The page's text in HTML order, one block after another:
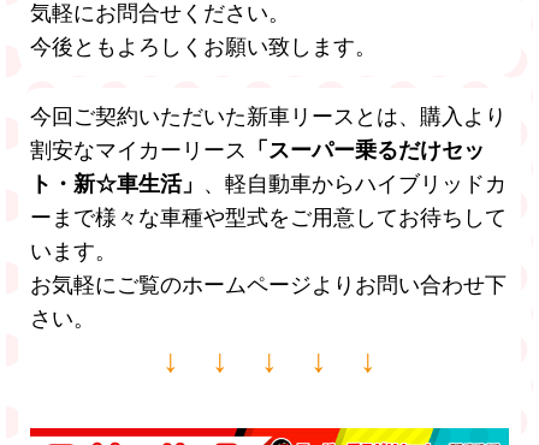
気軽にお問合せください。
今後ともよろしくお願い致します。
今回ご契約いただいた新車リースとは、購入より
割安なマイカーリース 「スーパー乗るだけセッ
ト・新☆車生活」 、軽自動車からハイブリッドカ
ーまで様々な車種や型式をご用意してお待ちして
います。
お気軽にご覧のホームページよりお問い合わせ下
さい。
↓ ↓ ↓ ↓ ↓